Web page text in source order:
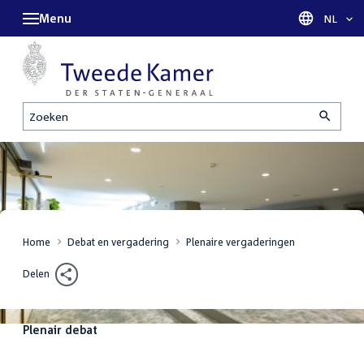
Zoeken
Menu Taal
NL
Home Debat en vergadering Plenaire vergaderingen
Delen
Plenair debat